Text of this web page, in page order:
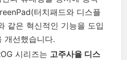
터치패드와 디스플
같은 혁신적인 기능을 도입
개선했습니다.
시리즈는 고주사율 디스